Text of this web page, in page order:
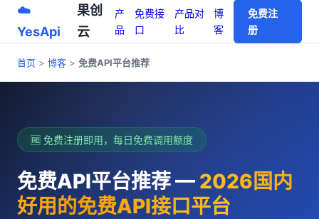
☁️
YesApi
果创
云
产
品
免费接
口
产品对
比
博
客
免费注
册
首页 > 博客 > 免费API平台推荐
🆓 免费注册即用，每日免费调用额度
免费API平台推荐 — 2026国内
好用的免费API接口平台